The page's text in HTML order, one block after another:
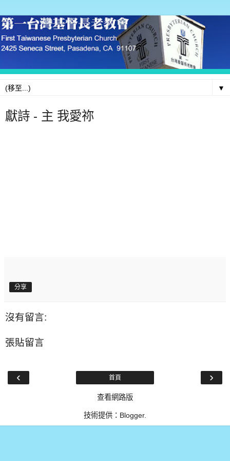
▼
獻詩 - 主 我愛祢
分享
沒有留言:
張貼留言
‹ ›
首頁
查看網路版
技術提供： Blogger.